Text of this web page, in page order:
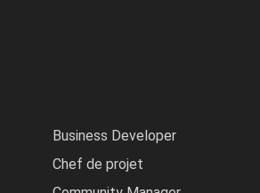
Business Developer
Chef de projet